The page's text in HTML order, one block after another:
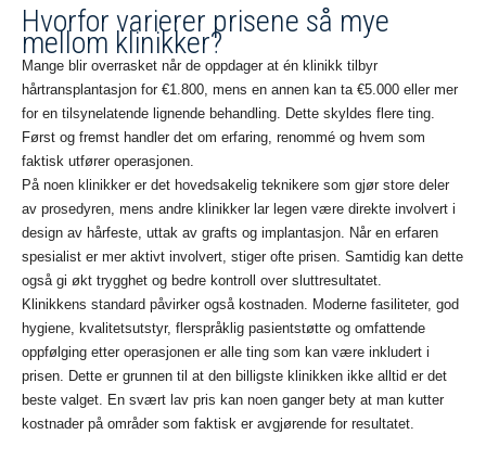
Hvorfor varierer prisene så mye
mellom klinikker?
Mange blir overrasket når de oppdager at én klinikk tilbyr
hårtransplantasjon for €1.800, mens en annen kan ta €5.000 eller mer
for en tilsynelatende lignende behandling. Dette skyldes flere ting.
Først og fremst handler det om erfaring, renommé og hvem som
faktisk utfører operasjonen.
På noen klinikker er det hovedsakelig teknikere som gjør store deler
av prosedyren, mens andre klinikker lar legen være direkte involvert i
design av hårfeste, uttak av grafts og implantasjon. Når en erfaren
spesialist er mer aktivt involvert, stiger ofte prisen. Samtidig kan dette
også gi økt trygghet og bedre kontroll over sluttresultatet.
Klinikkens standard påvirker også kostnaden. Moderne fasiliteter, god
hygiene, kvalitetsutstyr, flerspråklig pasientstøtte og omfattende
oppfølging etter operasjonen er alle ting som kan være inkludert i
prisen. Dette er grunnen til at den billigste klinikken ikke alltid er det
beste valget. En svært lav pris kan noen ganger bety at man kutter
kostnader på områder som faktisk er avgjørende for resultatet.